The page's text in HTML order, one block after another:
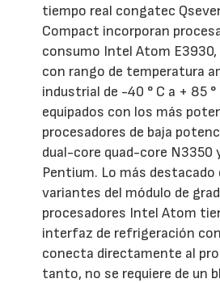
tiempo real congatec
Compact incorporan
consumo Intel Atom E3930,
con rango de temperatura
industrial de -40 ° C a + 85
equipados con los más
procesadores de baja
dual-core quad-core N3350
Pentium. Lo más destacado
variantes del módulo de
procesadores Intel Atom
interfaz de refrigeración
conecta directamente al
tanto, no se requiere de un